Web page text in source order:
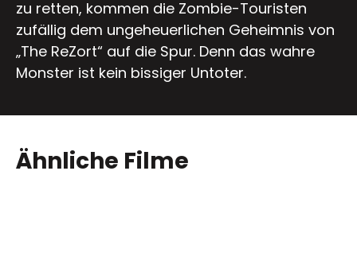
zu retten, kommen die Zombie-Touristen
zufällig dem ungeheuerlichen Geheimnis von
„The ReZort“ auf die Spur. Denn das wahre
Monster ist kein bissiger Untoter.
Ähnliche Filme